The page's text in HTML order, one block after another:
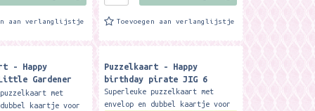
aan verlanglijstje Toevoegen aan verlanglijstje
- Happy
Gardener
met
kaartje voor
Puzzelkaart - Happy
birthday pirate JIG 6
Superleuke puzzelkaart met
envelop en dubbel kaartje voor